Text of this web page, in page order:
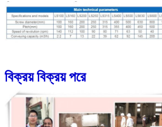
বিক্রয় বিক্রয় পরে